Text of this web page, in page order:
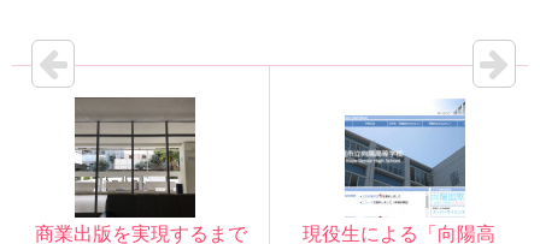
商業出版を実現するまで 現役生による「向陽高